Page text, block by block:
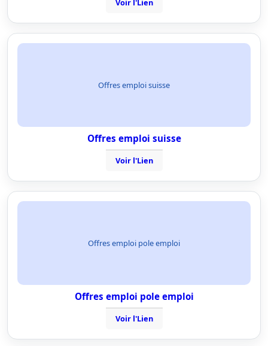
Voir l'Lien
Offres emploi suisse
Offres emploi suisse
Voir l'Lien
Offres emploi pole emploi
Offres emploi pole emploi
Voir l'Lien